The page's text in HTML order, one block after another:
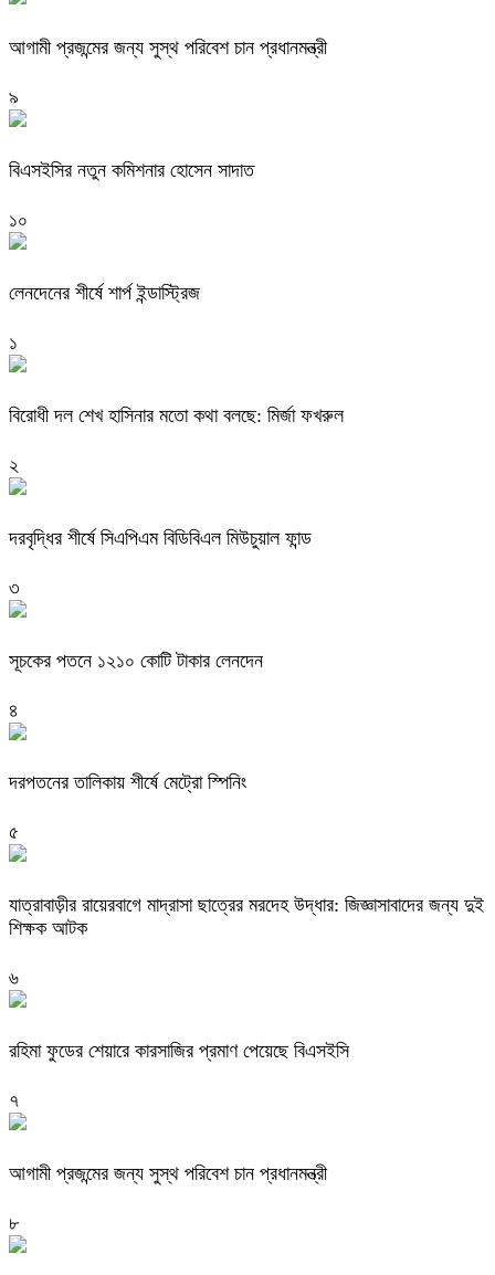
আগামী প্রজন্মের জন্য সুস্থ পরিবেশ চান প্রধানমন্ত্রী
৯
বিএসইসির নতুন কমিশনার হোসেন সাদাত
১০
লেনদেনের শীর্ষে শার্প ইন্ডাস্ট্রিজ
১
বিরোধী দল শেখ হাসিনার মতো কথা বলছে: মির্জা ফখরুল
২
দরবৃদ্ধির শীর্ষে সিএপিএম বিডিবিএল মিউচুয়াল ফান্ড
৩
সূচকের পতনে ১২১০ কোটি টাকার লেনদেন
৪
দরপতনের তালিকায় শীর্ষে মেট্রো স্পিনিং
৫
যাত্রাবাড়ীর রায়েরবাগে মাদ্রাসা ছাত্রের মরদেহ উদ্ধার: জিজ্ঞাসাবাদের জন্য দুই
শিক্ষক আটক
৬
রহিমা ফুডের শেয়ারে কারসাজির প্রমাণ পেয়েছে বিএসইসি
৭
আগামী প্রজন্মের জন্য সুস্থ পরিবেশ চান প্রধানমন্ত্রী
৮